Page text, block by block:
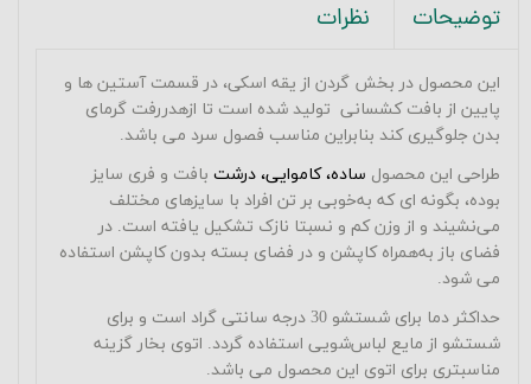
توضیحات نظرات
این محصول در بخش گردن از یقه اسکی، در قسمت آستین ها و
پایین از بافت کشسانی تولید شده است تا ازهدررفت گرمای
بدن جلوگیری کند بنابراین مناسب فصول سرد می باشد.
طراحی این محصول ساده، کاموایی، درشت بافت و فری سایز
بوده، بگونه ای که به‌خوبی بر تن افراد با سایزهای مختلف
می‌نشیند و از وزن کم و نسبتا نازک تشکیل یافته است. در
فضای باز به‌همراه کاپشن و در فضای بسته بدون کاپشن استفاده
می شود.
حداکثر دما برای شستشو 30 درجه سانتی گراد است و برای
شستشو از مایع لباس‌شویی استفاده گردد. اتوی بخار گزینه
مناسبتری برای اتوی این محصول می باشد.